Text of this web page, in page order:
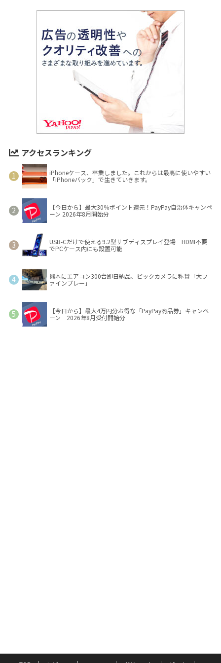
アクセスランキング
iPhoneケース、卒業しました。これからは最高に使いやすい
「iPhoneバック」で生きていきます。
【今日から】最大30％ポイント還元！PayPay自治体キャンペ
ーン 2026年8月開始分
USB-Cだけで使える9.2型サブディスプレイ登場 HDMI不要
でPCケース内にも設置可能
熊本にエアコン300台即日納品、ビックカメラに称賛「大フ
ァインプレー」
【今日から】最大4万円分お得な「PayPay商品券」キャンペ
ーン 2026年8月受付開始分